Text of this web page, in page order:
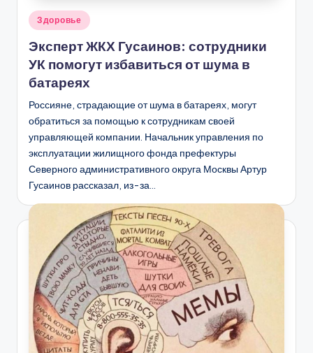
Опубликовано
Здоровье
Эксперт ЖКХ Гусаинов: сотрудники
УК помогут избавиться от шума в
батареях
Россияне, страдающие от шума в батареях, могут
обратиться за помощью к сотрудникам своей
управляющей компании. Начальник управления по
эксплуатации жилищного фонда префектуры
Северного административного округа Москвы Артур
Гусаинов рассказал, из-за…